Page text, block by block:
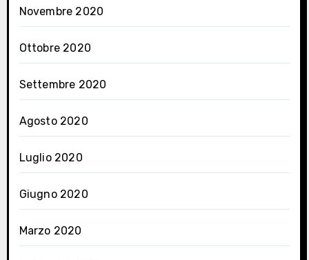
Novembre 2020
Ottobre 2020
Settembre 2020
Agosto 2020
Luglio 2020
Giugno 2020
Marzo 2020